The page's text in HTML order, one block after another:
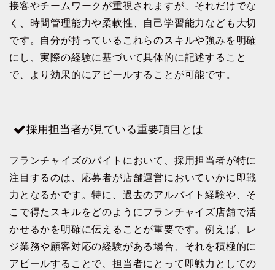
接客やチームワークが重視されますが、それだけでな
く、時間管理能力や柔軟性、自己学習能力なども大切
です。自分が持っているこれらのスキルや強みを明確
にし、実際の経験に基づいて具体的に記述すること
で、より効果的にアピールすることが可能です。
採用担当者が見ている重要項目とは
フランチャイズのバイトにおいて、採用担当者が特に
注目するのは、応募者が店舗運営においていかに即戦
力となるかです。特に、過去のアルバイト経験や、そ
こで得たスキルをどのようにフランチャイズ店舗で活
かせるかを明確に伝えることが重要です。例えば、レ
ジ業務や顧客対応の経験がある場合、それを積極的に
アピールすることで、担当者にとって即戦力としての